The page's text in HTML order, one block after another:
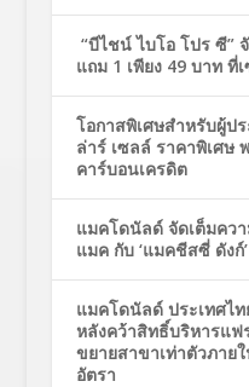
“บีไชน์ ไบโอ โปร ซี”
แถม 1 เพียง 49 บาท ที่
โอกาสพิเศษสำหรับผู้ป
ล่าร์ เซลล์ ราคาพิเศษ
คาร์บอนเครดิต
แมคโดนัลด์ จัดเต็มคว
แมค กับ ‘แมคชีสซี่ ดังก์
แมคโดนัลด์ ประเทศไ
หลังคว้าสิทธิ์บริหารแ
ขยายสาขาเท่าตัวภาย
อัตรา